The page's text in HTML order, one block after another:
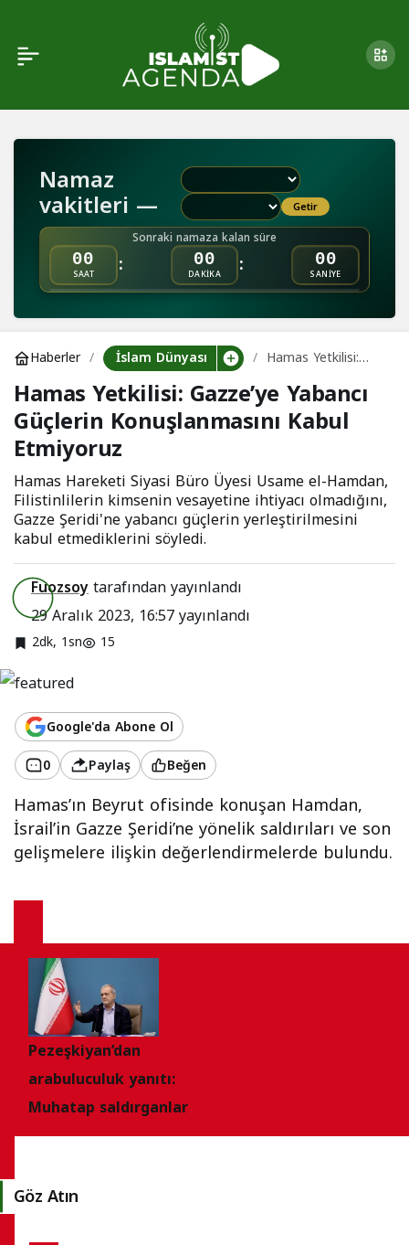
Namaz
vakitleri — Getir
Sonraki namaza kalan süre
00
SAAT : 00
DAKİKA : 00
SANİYE
Haberler İslam Dünyası
Hamas Yetkilisi:
Gazze’ye Yabancı
Güçlerin
Konuşlanmasını
Hamas Yetkilisi: Gazze’ye Yabancı
Güçlerin Konuşlanmasını Kabul
Etmiyoruz
Hamas Hareketi Siyasi Büro Üyesi Usame el-Hamdan,
Filistinlilerin kimsenin vesayetine ihtiyacı olmadığını,
Gazze Şeridi'ne yabancı güçlerin yerleştirilmesini
kabul etmediklerini söyledi.
Fuozsoytarafından yayınlandı
29 Aralık 2023, 16:57yayınlandı
2dk, 1sn 15
Google'da Abone Ol
0
Paylaş Beğen
Hamas’ın Beyrut ofisinde konuşan Hamdan,
İsrail’in Gazze Şeridi’ne yönelik saldırıları ve son
gelişmelere ilişkin değerlendirmelerde bulundu.
Pezeşkiyan’dan
arabuluculuk yanıtı:
Muhatap saldırganlar
Göz Atın
Yabancı Güçlerin
Etmiyoruz